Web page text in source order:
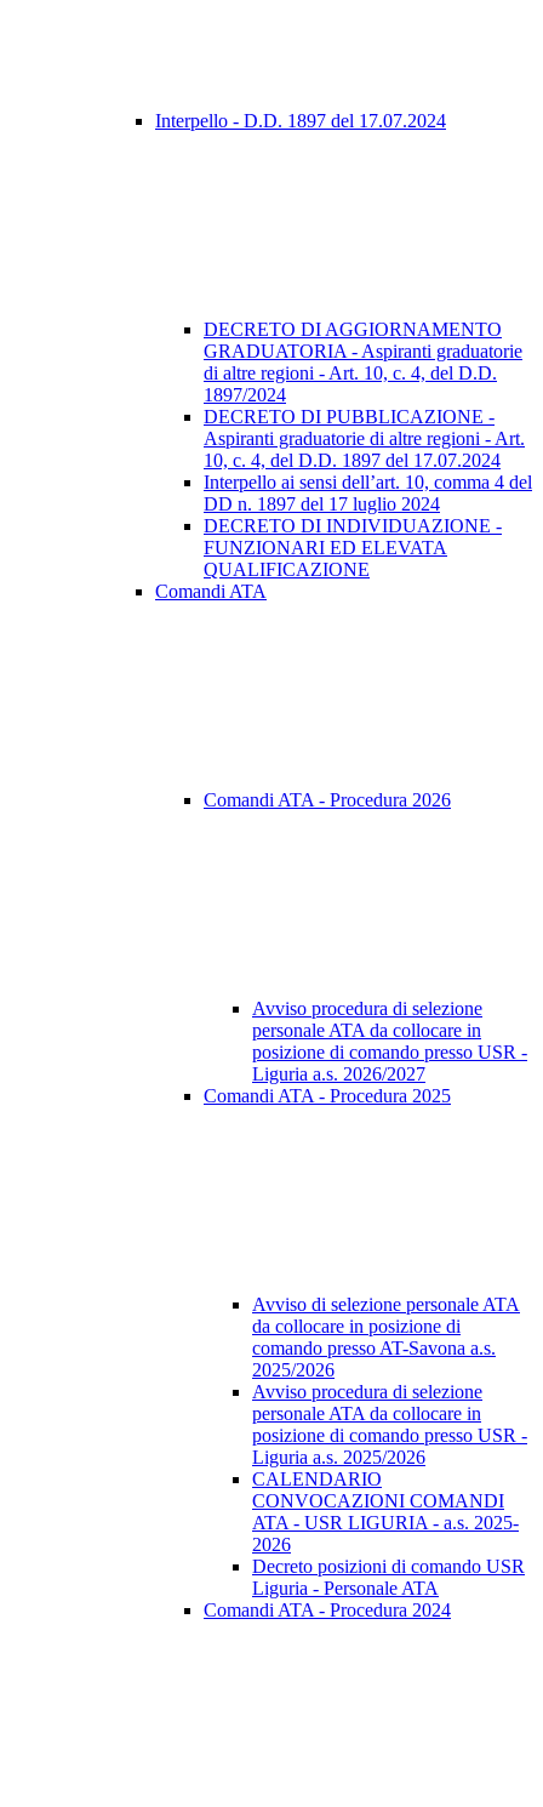
Interpello - D.D. 1897 del 17.07.2024
DECRETO DI AGGIORNAMENTO
GRADUATORIA - Aspiranti graduatorie
di altre regioni - Art. 10, c. 4, del D.D.
1897/2024
DECRETO DI PUBBLICAZIONE -
Aspiranti graduatorie di altre regioni - Art.
10, c. 4, del D.D. 1897 del 17.07.2024
Interpello ai sensi dell’art. 10, comma 4 del
DD n. 1897 del 17 luglio 2024
DECRETO DI INDIVIDUAZIONE -
FUNZIONARI ED ELEVATA
QUALIFICAZIONE
Comandi ATA
Comandi ATA - Procedura 2026
Avviso procedura di selezione
personale ATA da collocare in
posizione di comando presso USR -
Liguria a.s. 2026/2027
Comandi ATA - Procedura 2025
Avviso di selezione personale ATA
da collocare in posizione di
comando presso AT-Savona a.s.
2025/2026
Avviso procedura di selezione
personale ATA da collocare in
posizione di comando presso USR -
Liguria a.s. 2025/2026
CALENDARIO
CONVOCAZIONI COMANDI
ATA - USR LIGURIA - a.s. 2025-
2026
Decreto posizioni di comando USR
Liguria - Personale ATA
Comandi ATA - Procedura 2024